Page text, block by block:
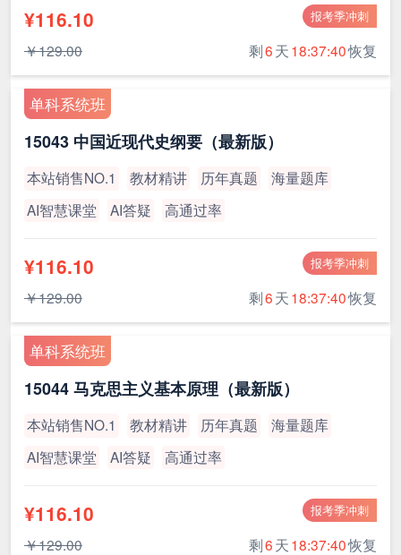
报考季冲刺
¥116.10
￥129.00 剩6天18:37:39恢复
单科系统班
15043 中国近现代史纲要（最新版）
本站销售NO.1 教材精讲 历年真题
海量题库
AI智慧课堂
AI答疑 高通过率
报考季冲刺
¥116.10
￥129.00 剩6天18:37:39恢复
单科系统班
15044 马克思主义基本原理（最新版）
本站销售NO.1 教材精讲 历年真题
海量题库
AI智慧课堂
AI答疑 高通过率
报考季冲刺
¥116.10
￥129.00 剩6天18:37:39恢复